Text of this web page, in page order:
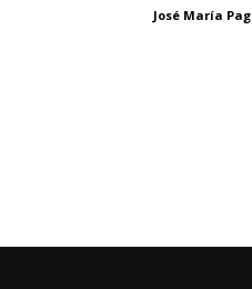
José María